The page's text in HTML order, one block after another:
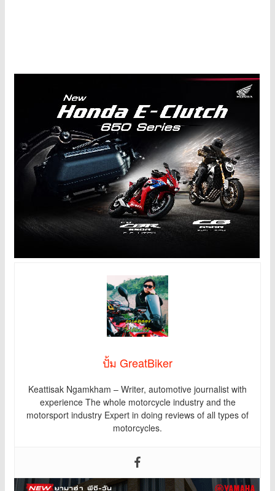
ปั้ม GreatBiker
Keattisak Ngamkham – Writer, automotive journalist with
experience The whole motorcycle industry and the
motorsport industry Expert in doing reviews of all types of
motorcycles.